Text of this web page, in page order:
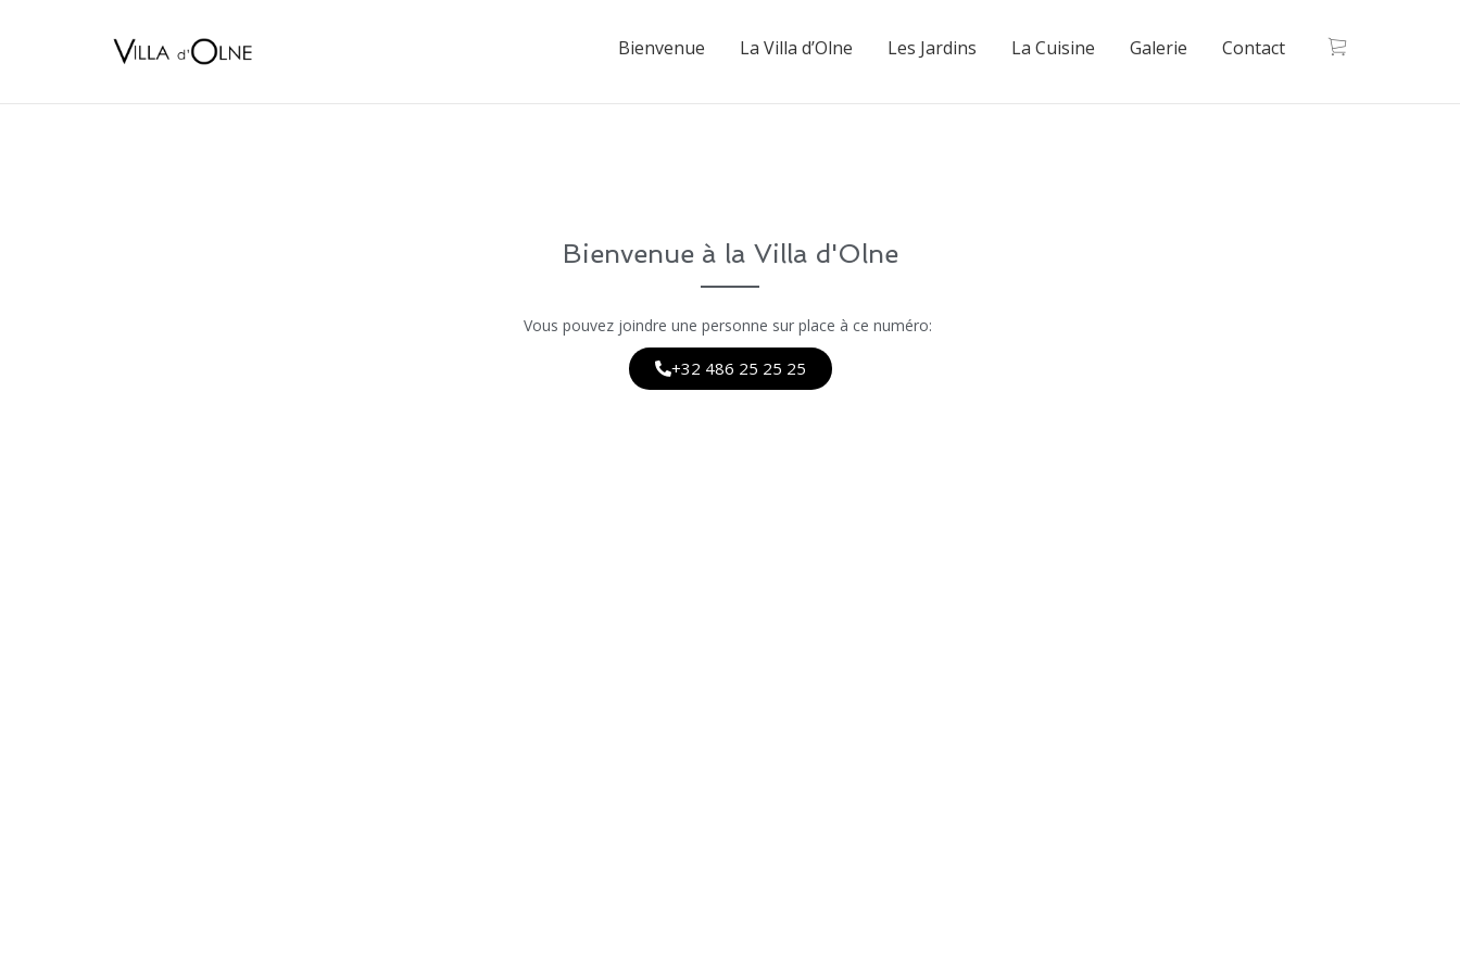
Bienvenue La Villa d’Olne Les Jardins La Cuisine Galerie Contact
Bienvenue à la Villa d'Olne
Vous pouvez joindre une personne sur place à ce numéro:
+32 486 25 25 25